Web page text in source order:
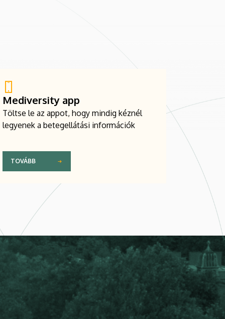
Mediversity app
Töltse le az appot, hogy mindig kéznél
legyenek a betegellátási információk
TOVÁBB